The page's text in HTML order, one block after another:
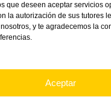
que deseen aceptar servicios
la autorización de sus tutores
y te agradecemos la
Aceptar
Linkedin Youtube
Directions